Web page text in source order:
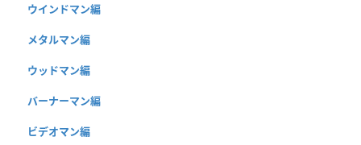
ウインドマン編
メタルマン編
ウッドマン編
バーナーマン編
ビデオマン編